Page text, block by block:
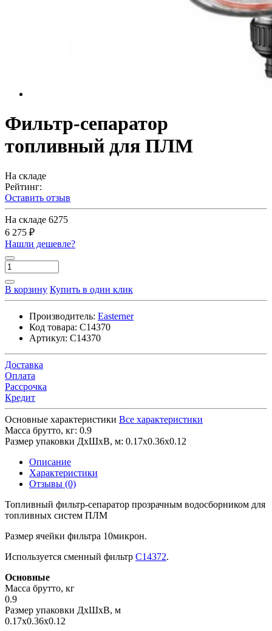
Фильтр-сепаратор
топливный для ПЛМ
На складе
Рейтинг:
Оставить отзыв
На складе 6275
6 275 ₽
Нашли дешевле?
В корзину Купить в один клик
Производитель: Easterner
Код товара: C14370
Артикул: C14370
Доставка
Оплата
Рассрочка
Кредит
Основные характеристики Все характеристики
Масса брутто, кг: 0.9
Размер упаковки ДхШхВ, м: 0.17x0.36x0.12
Описание
Характеристики
Отзывы (0)
Топливный фильтр-сепаратор прозрачным водосборником для
топливных систем ПЛМ
Размер ячейки фильтра 10микрон.
Используется сменный фильтр C14372.
Основные
Масса брутто, кг
0.9
Размер упаковки ДхШхВ, м
0.17x0.36x0.12